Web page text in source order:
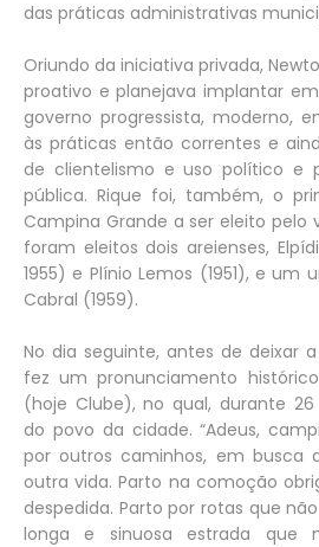
das práticas administrativas
Oriundo da iniciativa privada,
proativo e planejava implantar
governo progressista, moderno,
às práticas então correntes e
de clientelismo e uso político e
pública. Rique foi, também, o
Campina Grande a ser eleito pelo
foram eleitos dois areienses,
1955) e Plínio Lemos (1951), e um
Cabral (1959).
No dia seguinte, antes de deixar
fez um pronunciamento
(hoje Clube), no qual, durante
do povo da cidade. “Adeus,
por outros caminhos, em busca
outra vida. Parto na comoção
despedida. Parto por rotas que
longa e sinuosa estrada que